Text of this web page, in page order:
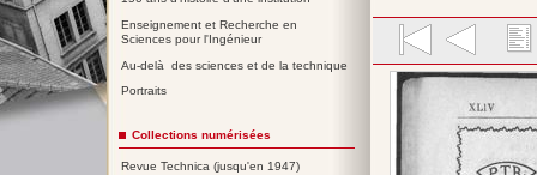
Enseignement et Recherche en
Sciences pour l'Ingénieur
Au-delà des sciences et de la technique
Portraits
Collections numérisées
Revue Technica (jusqu'en 1947)